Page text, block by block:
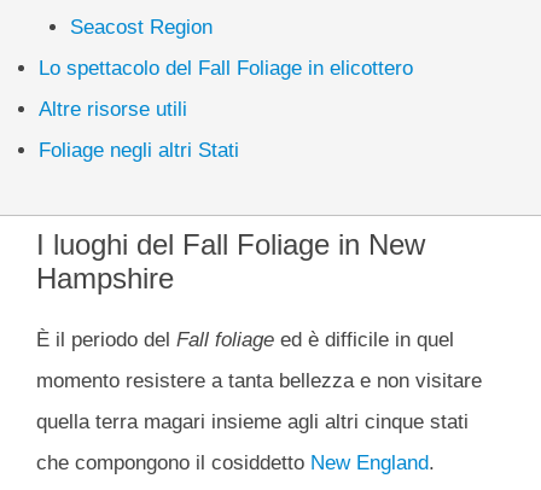
Seacost Region
Lo spettacolo del Fall Foliage in elicottero
Altre risorse utili
Foliage negli altri Stati
I luoghi del Fall Foliage in New
Hampshire
È il periodo del Fall foliage ed è difficile in quel
momento resistere a tanta bellezza e non visitare
quella terra magari insieme agli altri cinque stati
che compongono il cosiddetto New England.